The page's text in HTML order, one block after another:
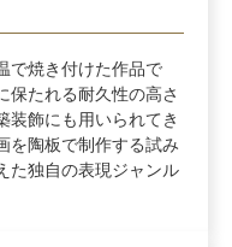
で焼き付けた作品で
保たれる耐久性の高さ
装飾にも用いられてき
を陶板で制作する試み
た独自の表現ジャンル